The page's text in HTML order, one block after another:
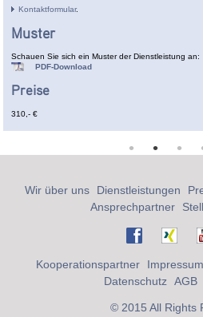
Kontaktformular.
Muster
Schauen Sie sich ein Muster der Dienstleistung an:
PDF-Download
Preise
310,- €
Wir über uns Dienstleistungen
Ansprechpartner
Kooperationspartner Impressum
Datenschutz AGB
© 2015 All Rights